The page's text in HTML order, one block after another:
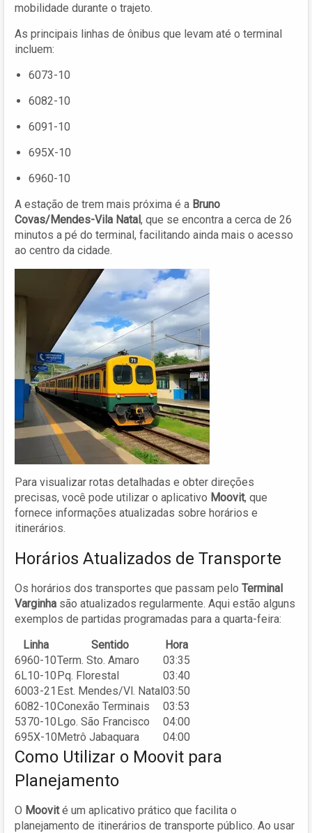
mobilidade durante o trajeto.
As principais linhas de ônibus que levam até o terminal
incluem:
6073-10
6082-10
6091-10
695X-10
6960-10
A estação de trem mais próxima é a Bruno
Covas/Mendes-Vila Natal, que se encontra a cerca de 26
minutos a pé do terminal, facilitando ainda mais o acesso
ao centro da cidade.
Para visualizar rotas detalhadas e obter direções
precisas, você pode utilizar o aplicativo Moovit, que
fornece informações atualizadas sobre horários e
itinerários.
Horários Atualizados de Transporte
Os horários dos transportes que passam pelo Terminal
Varginha são atualizados regularmente. Aqui estão alguns
exemplos de partidas programadas para a quarta-feira:
Linha
Sentido
Hora
6960-10Term. Sto. Amaro
03:35
6L10-10Pq. Florestal
03:40
6003-21 Est. Mendes/Vl. Natal03:50
6082-10Conexão Terminais
03:53
5370-10Lgo. São Francisco
04:00
695X-10Metrô Jabaquara 04:00
Como Utilizar o Moovit para
Planejamento
O Moovité um aplicativo prático que facilita o
planejamento de itinerários de transporte público. Ao usar